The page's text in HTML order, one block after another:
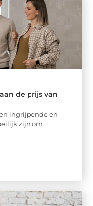
de prijs van
ingrijpende en
zijn om